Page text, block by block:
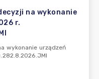
na wykonanie
r.
wykonanie urządzeń